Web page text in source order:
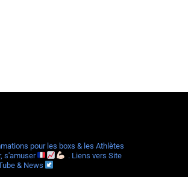
pour les boxs & les Athlètes
s'amuser
. Liens vers Site
& News